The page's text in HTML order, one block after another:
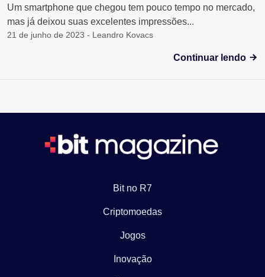
Um smartphone que chegou tem pouco tempo no mercado,
mas já deixou suas excelentes impressões...
21 de junho de 2023 - Leandro Kovacs
Continuar lendo
Bit no R7
Criptomoedas
Jogos
Inovação